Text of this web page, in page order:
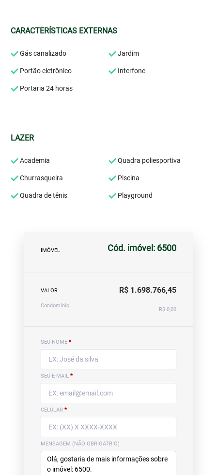
CARACTERÍSTICAS EXTERNAS
Gás canalizado Jardim
Portão eletrônico Interfone
Portaria 24 horas
LAZER
Academia Quadra poliesportiva
Churrasqueira Piscina
Quadra de tênis Playground
IMÓVEL Cód. imóvel: 6500
VALOR R$ 1.698.766,45
Condomínio
R$ 0,00
SEU NOME *
SEU E-MAIL *
CELULAR *
MENSAGEM (NÃO OBRIGATRIO)